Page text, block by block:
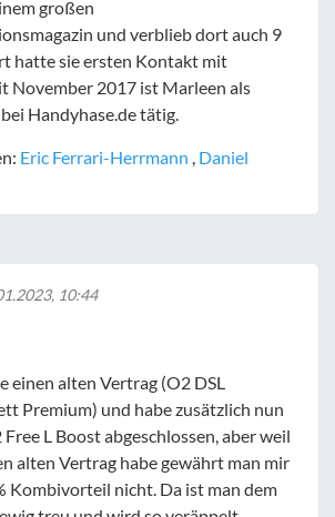
großen
und verblieb dort auch 9
hatte sie ersten Kontakt mit
November 2017 ist Marleen als
Handyhase.de tätig.
Eric Ferrari-Herrmann , Daniel
10:44
einen alten Vertrag (O2 DSL
Premium) und habe zusätzlich nun
Free L Boost abgeschlossen, aber weil
alten Vertrag habe gewährt man mir
Kombivorteil nicht. Da ist man dem